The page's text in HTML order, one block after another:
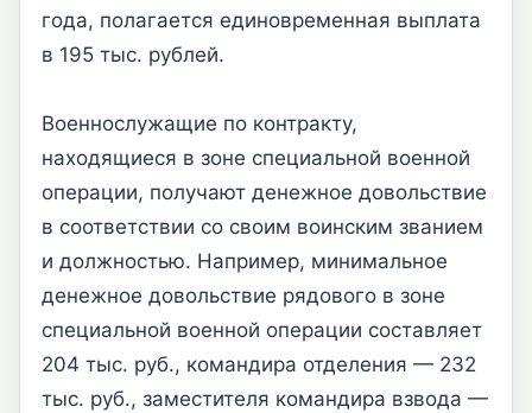
года, полагается единовременная выплата
в 195 тыс. рублей.
Военнослужащие по контракту,
находящиеся в зоне специальной военной
операции, получают денежное довольствие
в соответствии со своим воинским званием
и должностью. Например, минимальное
денежное довольствие рядового в зоне
специальной военной операции составляет
204 тыс. руб., командира отделения — 232
тыс. руб., заместителя командира взвода —